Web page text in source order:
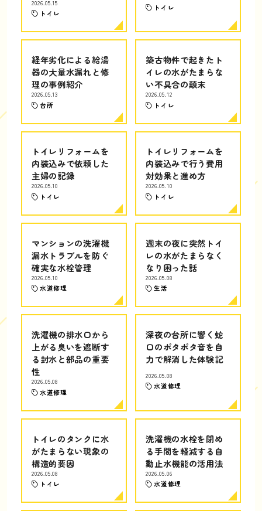
2026.05.15
トイレ
トイレ
経年劣化による給湯
器の大量水漏れと修
理の事例紹介
2026.05.13
台所
築古物件で起きたト
イレの水がたまらな
い不具合の顛末
2026.05.12
トイレ
トイレリフォームを
内装込みで依頼した
主婦の記録
2026.05.10
トイレ
トイレリフォームを
内装込みで行う費用
対効果と進め方
2026.05.10
トイレ
マンションの洗濯機
漏水トラブルを防ぐ
確実な水栓管理
2026.05.10
水道修理
週末の夜に突然トイ
レの水がたまらなく
なり困った話
2026.05.08
生活
洗濯機の排水口から
上がる臭いを遮断す
る封水と部品の重要
性
2026.05.08
水道修理
深夜の台所に響く蛇
口のポタポタ音を自
力で解消した体験記
2026.05.08
水道修理
トイレのタンクに水
がたまらない現象の
構造的要因
2026.05.08
トイレ
洗濯機の水栓を閉め
る手間を軽減する自
動止水機能の活用法
2026.05.06
水道修理